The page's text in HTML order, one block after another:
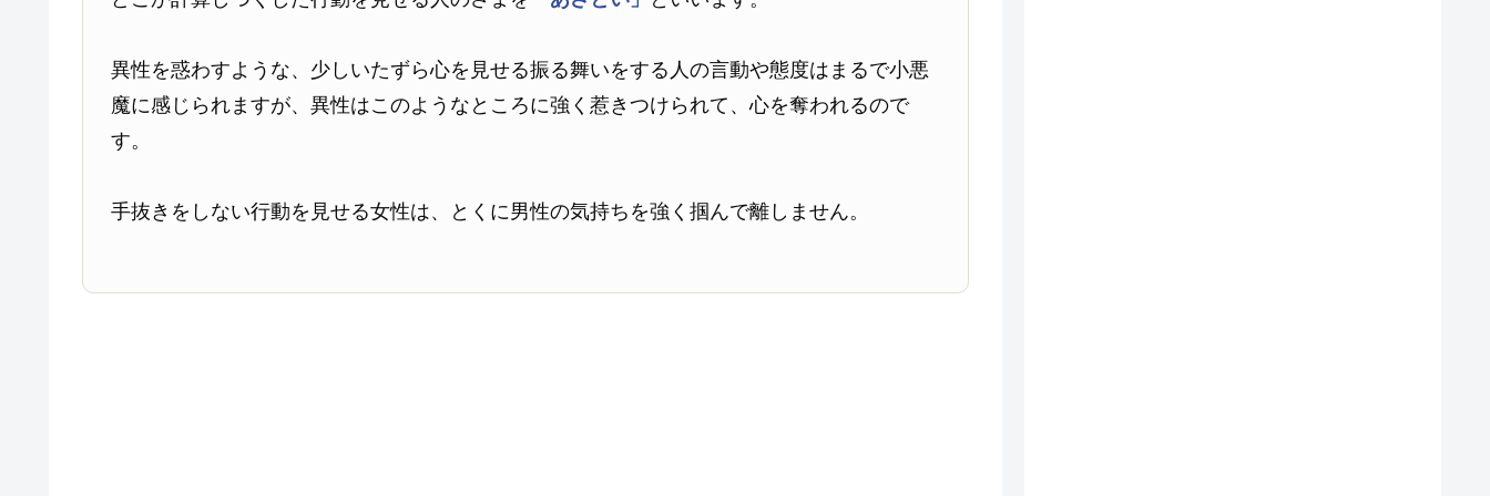
異性を惑わすような、少しいたずら心を見せる振る舞いをする人の言動や態度はまるで小悪
魔に感じられますが、異性はこのようなところに強く惹きつけられて、心を奪われるので
す。
手抜きをしない行動を見せる女性は、とくに男性の気持ちを強く掴んで離しません。